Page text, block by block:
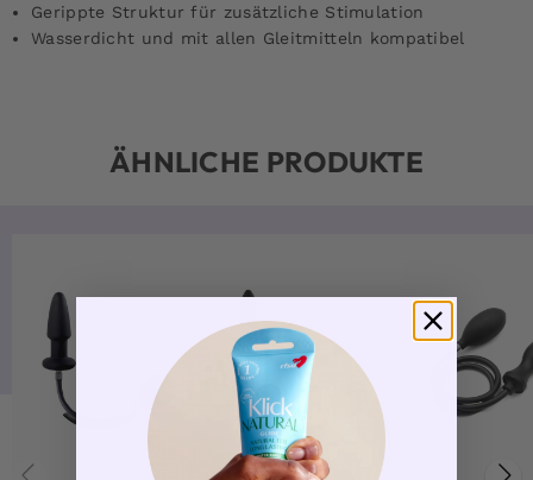
Gerippte Struktur für zusätzliche Stimulation
Wasserdicht und mit allen Gleitmitteln kompatibel
ÄHNLICHE PRODUKTE